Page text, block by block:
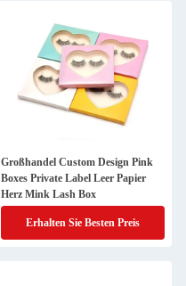
Großhandel Custom Design Pink
Boxes Private Label Leer Papier
Herz Mink Lash Box
Erhalten Sie Besten Preis